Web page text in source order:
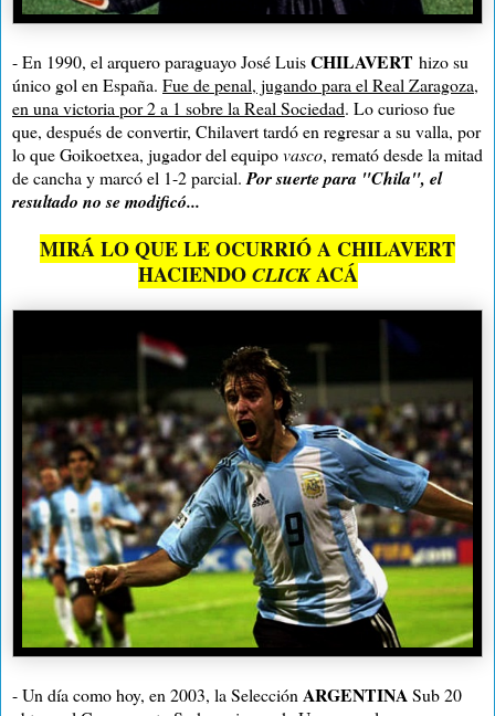
- En 1990, el arquero paraguayo José LuisCHILAVERT hizo su
único gol en España. Fue de penal, jugando para el Real Zaragoza,
en una victoria por 2 a 1 sobre la Real Sociedad. Lo curioso fue
que, después de convertir, Chilavert tardó en regresar a su valla, por
lo que Goikoetxea, jugador del equipovasco, remató desde la mitad
de cancha y marcó el 1-2 parcial.Por suerte para "Chila", el
resultado no se modificó...
MIRÁ LO QUE LE OCURRIÓ A CHILAVERT
HACIENDO CLICKACÁ
- Un día como hoy, en 2003, la Selección ARGENTINASub 20